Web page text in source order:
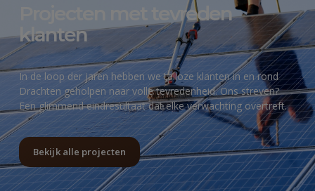
Projecten met tevreden
klanten
In de loop der jaren hebben we talloze klanten in en rond
Drachten geholpen naar volle tevredenheid. Ons streven?
Een glimmend eindresultaat dat elke verwachting overtreft.
Bekijk alle projecten